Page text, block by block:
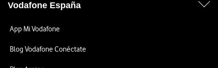
Vodafone España
App Mi Vodafone
Blog Vodafone Conéctate